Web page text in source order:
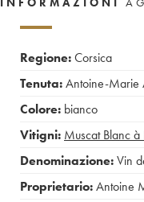
Regione:Corsica
Tenuta:Antoine-Marie
Colore: bianco
Vitigni: Muscat Blanc
Denominazione:Vin
Proprietario:Antoine